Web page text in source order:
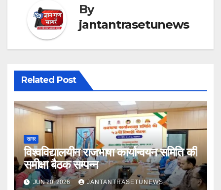
By
jantantrasetunews
Related Post
सागर
विश्वविद्यालयीन राजभाषा कार्यान्वयन समिति की
समीक्षा बैठक सम्पन्न
JUN 20, 2026 JANTANTRASETUNEWS